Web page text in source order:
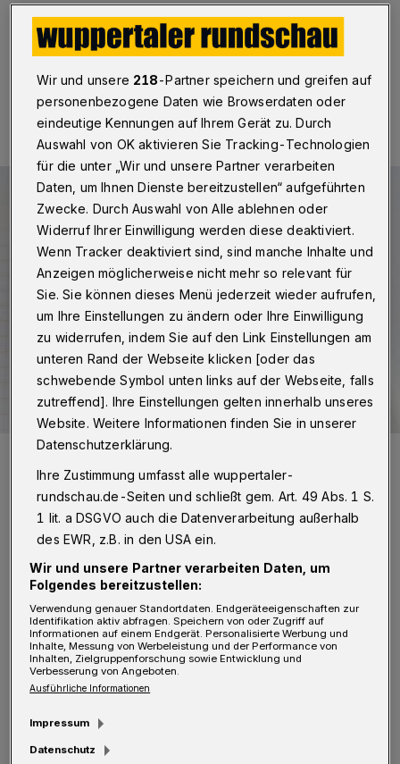
30.04.2025 , 09:00 Uhr Eine Minute Lesezeit
Symbolbild.
Foto: Rundschau
I nzwischen sind fast dreieinhalb Wochen
vergangen, seitdem ich das erste Mal an
die Stadtverwaltung gemeldet hatte, dass am
Wertstoffsammelplatz am Grünental in
Beyenburg zwei illegal abgestellte
Altölkanister stehen, von denen einer offen ist
und somit die Gefahr besteht, dass er
Wir und unsere 218-Partner speichern und greifen auf
personenbezogene Daten wie Browserdaten oder
eindeutige Kennungen auf Ihrem Gerät zu. Durch
Auswahl von OK aktivieren Sie Tracking-Technologien
für die unter „Wir und unsere Partner verarbeiten
Daten, um Ihnen Dienste bereitzustellen“ aufgeführten
Zwecke. Durch Auswahl von Alle ablehnen oder
Widerruf Ihrer Einwilligung werden diese deaktiviert.
Wenn Tracker deaktiviert sind, sind manche Inhalte und
Anzeigen möglicherweise nicht mehr so relevant für
Sie. Sie können dieses Menü jederzeit wieder aufrufen,
um Ihre Einstellungen zu ändern oder Ihre Einwilligung
zu widerrufen, indem Sie auf den Link Einstellungen am
unteren Rand der Webseite klicken [oder das
schwebende Symbol unten links auf der Webseite, falls
zutreffend]. Ihre Einstellungen gelten innerhalb unseres
Website. Weitere Informationen finden Sie in unserer
Datenschutzerklärung.
Ihre Zustimmung umfasst alle wuppertaler-
rundschau.de-Seiten und schließt gem. Art. 49 Abs. 1 S.
1 lit. a DSGVO auch die Datenverarbeitung außerhalb
des EWR, z.B. in den USA ein.
Wir und unsere Partner verarbeiten Daten, um
Folgendes bereitzustellen:
Verwendung genauer Standortdaten. Endgeräteeigenschaften zur
Identifikation aktiv abfragen. Speichern von oder Zugriff auf
Informationen auf einem Endgerät. Personalisierte Werbung und
Inhalte, Messung von Werbeleistung und der Performance von
Inhalten, Zielgruppenforschung sowie Entwicklung und
Verbesserung von Angeboten.
Ausführliche Informationen
Impressum
Datenschutz